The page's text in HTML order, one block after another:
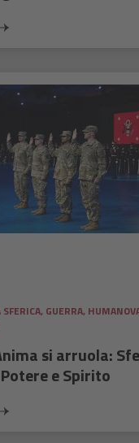
, GUERRA,
si arruola:
e Spirito